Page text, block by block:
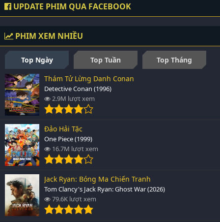
UPDATE PHIM QUA FACEBOOK
PHIM XEM NHIỀU
Top Ngày Top Tuần
Top Tháng
Thám Tử Lừng Danh Conan
Detective Conan (1996)
2.9M lượt xem
Đảo Hải Tặc
One Piece (1999)
16.7M lượt xem
Jack Ryan: Bóng Ma Chiến Tranh
Tom Clancy's Jack Ryan: Ghost War (2026)
79.6K lượt xem